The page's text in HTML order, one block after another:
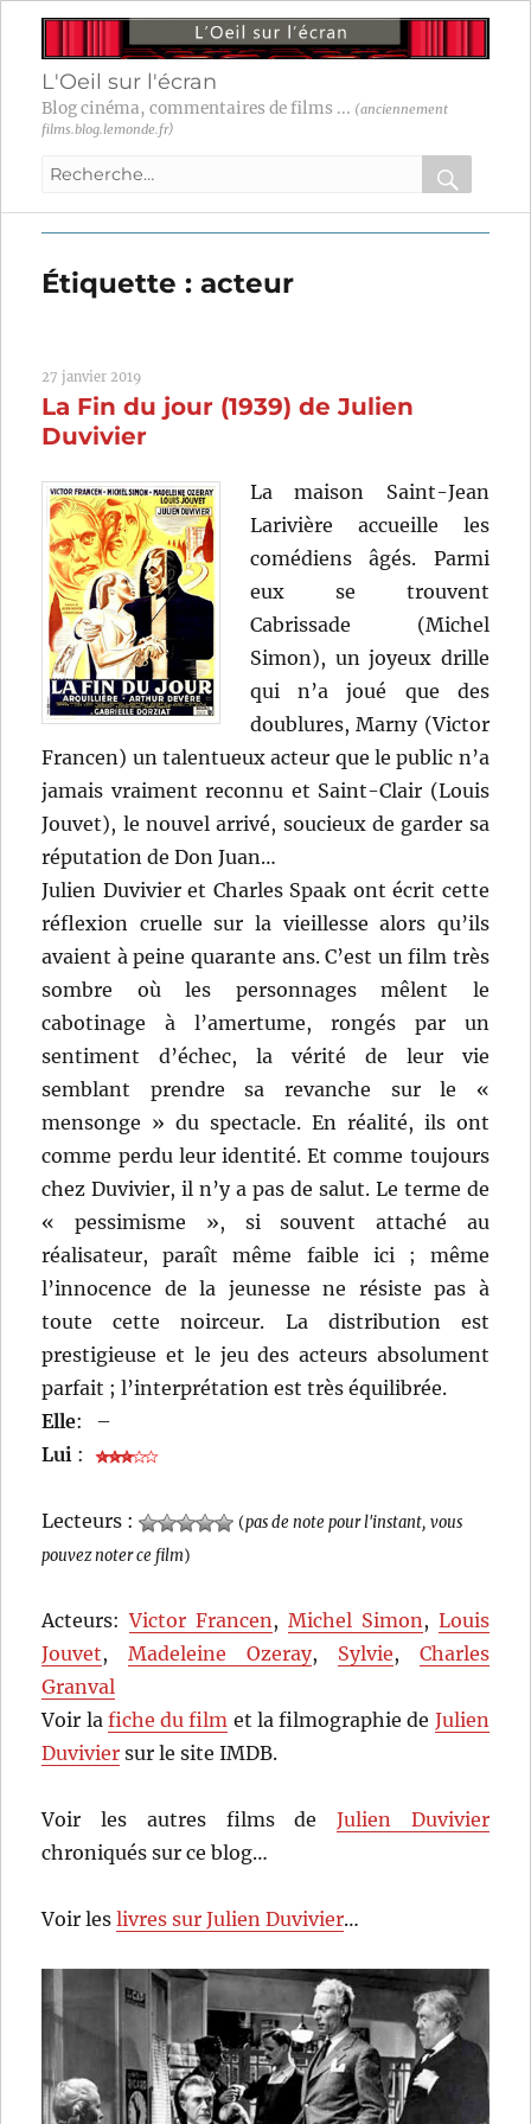
L'Oeil sur l'écran
Blog cinéma, commentaires de films ... (anciennement
films.blog.lemonde.fr)
Recherche
:
OK
Étiquette :acteur
27 janvier 2019
La Fin du jour (1939) de Julien
Duvivier
La maison Saint-Jean
Larivière accueille les
comédiens âgés. Parmi
eux se trouvent
Cabrissade (Michel
Simon), un joyeux drille
qui n’a joué que des
doublures, Marny (Victor
Francen) un talentueux acteur que le public n’a
jamais vraiment reconnu et Saint-Clair (Louis
Jouvet), le nouvel arrivé, soucieux de garder sa
réputation de Don Juan…
Julien Duvivier et Charles Spaak ont écrit cette
réflexion cruelle sur la vieillesse alors qu’ils
avaient à peine quarante ans. C’est un film très
sombre où les personnages mêlent le
cabotinage à l’amertume, rongés par un
sentiment d’échec, la vérité de leur vie
semblant prendre sa revanche sur le «
mensonge » du spectacle. En réalité, ils ont
comme perdu leur identité. Et comme toujours
chez Duvivier, il n’y a pas de salut. Le terme de
« pessimisme », si souvent attaché au
réalisateur, paraît même faible ici ; même
l’innocence de la jeunesse ne résiste pas à
toute cette noirceur. La distribution est
prestigieuse et le jeu des acteurs absolument
parfait ; l’interprétation est très équilibrée.
Elle:
–
Lui :
Lecteurs : (pas de note pour l'instant, vous
pouvez noter ce film)
Acteurs:Victor Francen, Michel Simon, Louis
Jouvet,Madeleine Ozeray, Sylvie, Charles
Granval
Voir la fiche du film et la filmographie de Julien
Duvivier sur le site IMDB.
Voir les autres films de Julien Duvivier
chroniqués sur ce blog…
Voir leslivres sur Julien Duvivier…